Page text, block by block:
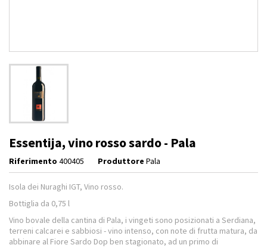
Essentija, vino rosso sardo - Pala
Riferimento 400405 Produttore Pala
Isola dei Nuraghi IGT, Vino rosso.
Bottiglia da 0,75 l
Vino bovale della cantina di Pala, i vingeti sono posizionati a Serdiana,
terreni calcarei e sabbiosi - vino intenso, con note di frutta matura, da
abbinare al Fiore Sardo Dop ben stagionato, ad un primo di